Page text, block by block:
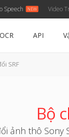
Speech Video
OCR API
SRF
Bộ
ảnh thô Sony